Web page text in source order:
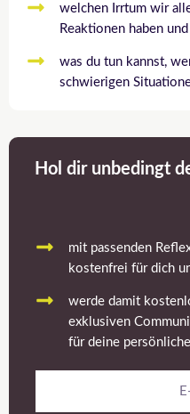
welchen Irrtum wir
Reaktionen haben und
was du tun kannst,
schwierigen
Hol dir unbedingt
mit passenden
kostenfrei für dich
werde damit
exklusiven
für deine